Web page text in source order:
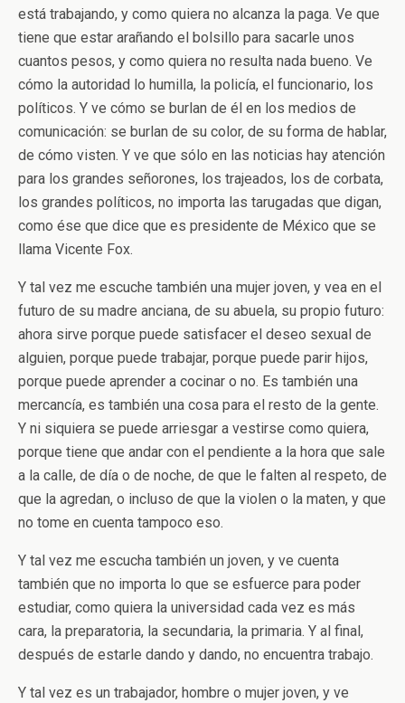
está trabajando, y como quiera no alcanza la paga. Ve que
tiene que estar arañando el bolsillo para sacarle unos
cuantos pesos, y como quiera no resulta nada bueno. Ve
cómo la autoridad lo humilla, la policía, el funcionario, los
políticos. Y ve cómo se burlan de él en los medios de
comunicación: se burlan de su color, de su forma de hablar,
de cómo visten. Y ve que sólo en las noticias hay atención
para los grandes señorones, los trajeados, los de corbata,
los grandes políticos, no importa las tarugadas que digan,
como ése que dice que es presidente de México que se
llama Vicente Fox.
Y tal vez me escuche también una mujer joven, y vea en el
futuro de su madre anciana, de su abuela, su propio futuro:
ahora sirve porque puede satisfacer el deseo sexual de
alguien, porque puede trabajar, porque puede parir hijos,
porque puede aprender a cocinar o no. Es también una
mercancía, es también una cosa para el resto de la gente.
Y ni siquiera se puede arriesgar a vestirse como quiera,
porque tiene que andar con el pendiente a la hora que sale
a la calle, de día o de noche, de que le falten al respeto, de
que la agredan, o incluso de que la violen o la maten, y que
no tome en cuenta tampoco eso.
Y tal vez me escucha también un joven, y ve cuenta
también que no importa lo que se esfuerce para poder
estudiar, como quiera la universidad cada vez es más
cara, la preparatoria, la secundaria, la primaria. Y al final,
después de estarle dando y dando, no encuentra trabajo.
Y tal vez es un trabajador, hombre o mujer joven, y ve